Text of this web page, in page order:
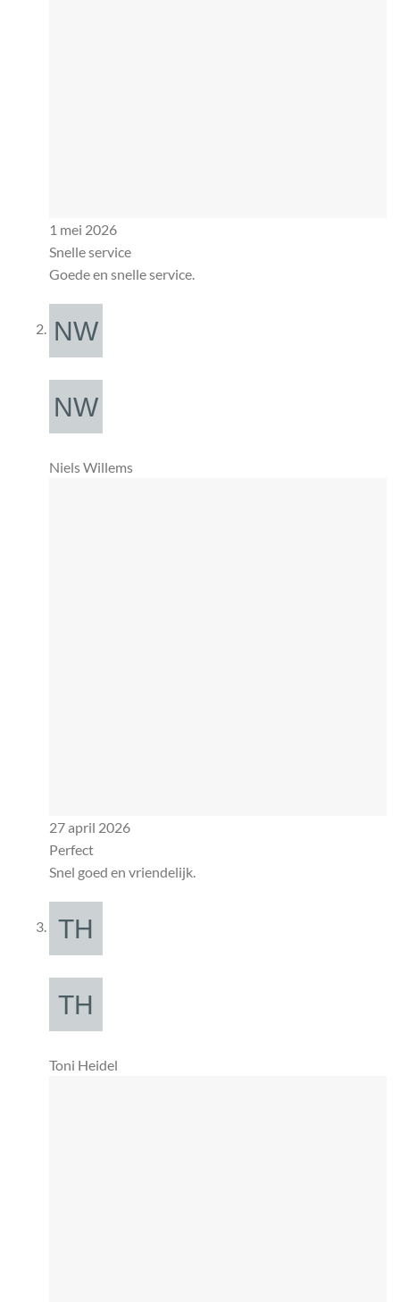
1 mei 2026
Snelle service
Goede en snelle service.
Niels Willems
27 april 2026
Perfect
Snel goed en vriendelijk.
Toni Heidel